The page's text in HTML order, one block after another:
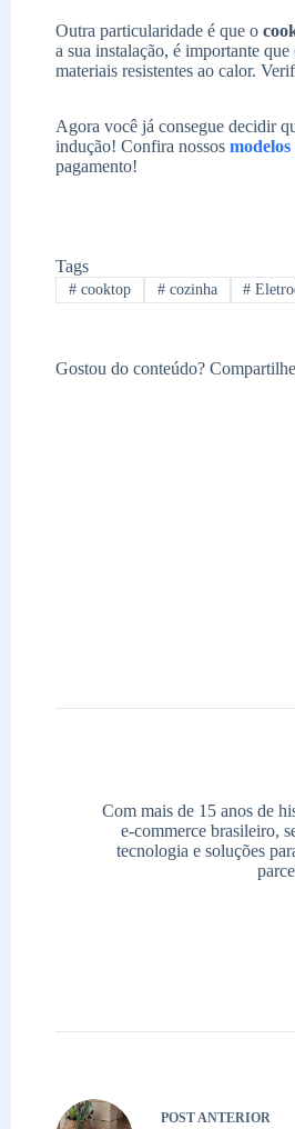
Outra particularidade é que o
a sua instalação, é importante
materiais resistentes ao calor.
Agora você já consegue decidir
indução! Confira nossos
pagamento!
Tags
#cooktop #cozinha #
Gostou do conteúdo?
Com mais de 15 anos de
e-commerce brasileiro,
tecnologia e soluções
POSTANTERIOR